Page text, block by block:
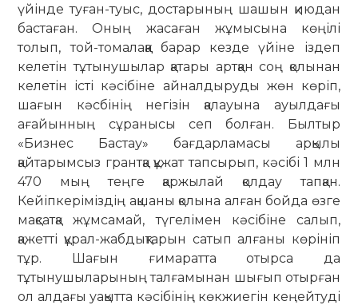
үйінде туған-туыс, достарының шашын қиюдан
бастаған. Оның жасаған жұмысына көңілі
толып, той-томалаққа барар кезде үйіне іздеп
келетін тұ­тынушылар қатары артқан соң қолынан
келетін істі кәсібіне айналдыруды жөн көріп,
шағын кәсбінің негізін қалауына ауылдағы
ағайынның сұранысы сеп болған. Былтыр
«Бизнес Бастау» бағдарламасы арқылы
қайтарымсыз грантқа құжат тапсырып, кәсібі 1 млн
470 мың теңге қаржылай қолдау тапқан.
Кейіпкеріміздің ақшаны қолына алған бойда өзге
мақсатқа жұмсамай, түгелімен кәсібіне салып,
қажетті құрал-жабдықтарын сатып алғаны көрініп
тұр. Шағын ғимаратта отырса да
тұтынушыларының талғамынан шығып отырған
ол алдағы уақытта кәсібінің көкжиегін кеңейтуді